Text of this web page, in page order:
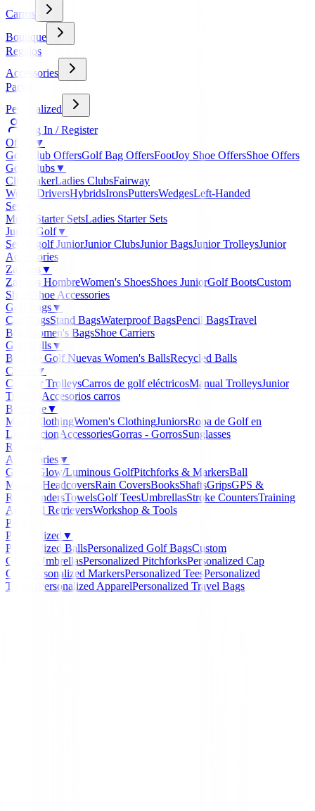
Carros
Boutique
Regalos
Accessories
Packs
Personalized
Log In / Register
Offers
▼
Golf Club OffersGolf Bag OffersFootJoy Shoe OffersShoe Offers
Golf Clubs▼
ClubmakerLadies ClubsFairway
Woods
DriversHybridsIronsPuttersWedgesLeft-Handed
Sets
Men's Starter SetsLadies Starter Sets
Junior Golf▼
Set de golf JuniorJunior ClubsJunior BagsJunior TrolleysJunior
Accessories
Zapatos▼
Zapatos HombreWomen's ShoesShoes JuniorGolf BootsCustom
Shoes
Shoe Accessories
Golf Bags▼
Cart BagsStand BagsWaterproof BagsPencil BagsTravel
Bags
Women's BagsShoe Carriers
Golf Balls▼
Balls de Golf Nuevas Women's BallsRecycled Balls
Carros
▼
Clicgear TrolleysCarros de golf eléctricosManual TrolleysJunior
Trolleys Accesorios carros
Boutique▼
Men's ClothingWomen's ClothingJuniorsRopa de Golf en
LiquidacionAccessoriesGorras - GorrosSunglasses
Regalos
Accessories ▼
Gloves
Glow/Luminous GolfPitchforks & MarkersBall
Markers HeadcoversRain CoversBooksShaftsGripsGPS &
RangefindersTowelsGolf TeesUmbrellasStroke CountersTraining
Aids
Ball RetrieversWorkshop & Tools
Packs
Personalized ▼
Personalized BallsPersonalized Golf BagsCustom
Gloves
UmbrellasPersonalized PitchforksPersonalized Cap
Clips
Personalized MarkersPersonalized TeesPersonalized
Towels
Personalized ApparelPersonalized Travel Bags